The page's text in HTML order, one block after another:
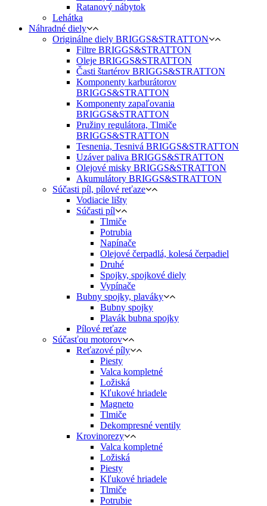
Ratanový nábytok
Lehátka
Náhradné diely
Originálne diely BRIGGS&STRATTON
Filtre BRIGGS&STRATTON
Oleje BRIGGS&STRATTON
Časti štartérov BRIGGS&STRATTON
Komponenty karburátorov
BRIGGS&STRATTON
Komponenty zapaľovania
BRIGGS&STRATTON
Pružiny regulátora, Tlmiče
BRIGGS&STRATTON
Tesnenia, Tesnivá BRIGGS&STRATTON
Uzáver paliva BRIGGS&STRATTON
Olejové misky BRIGGS&STRATTON
Akumulátory BRIGGS&STRATTON
Súčasti píl, pílové reťaze
Vodiacie lišty
Súčasti píl
Tlmiče
Potrubia
Napínače
Olejové čerpadlá, kolesá čerpadiel
Druhé
Spojky, spojkové diely
Vypínače
Bubny spojky, plaváky
Bubny spojky
Plavák bubna spojky
Pílové reťaze
Súčasťou motorov
Reťazové píly
Piesty
Valca kompletné
Ložiská
Kľukové hriadele
Magneto
Tlmiče
Dekompresné ventily
Krovinorezy
Valca kompletné
Ložiská
Piesty
Kľukové hriadele
Tlmiče
Potrubie